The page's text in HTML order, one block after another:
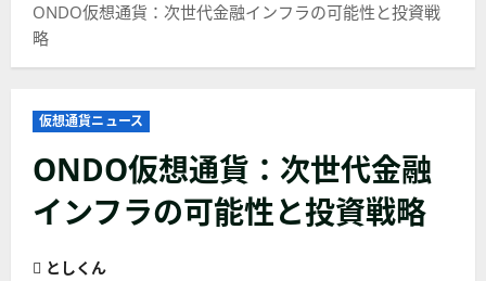
ONDO仮想通貨：次世代金融インフラの可能性と投資戦
略
仮想通貨ニュース
ONDO仮想通貨：次世代金融
インフラの可能性と投資戦略
としくん